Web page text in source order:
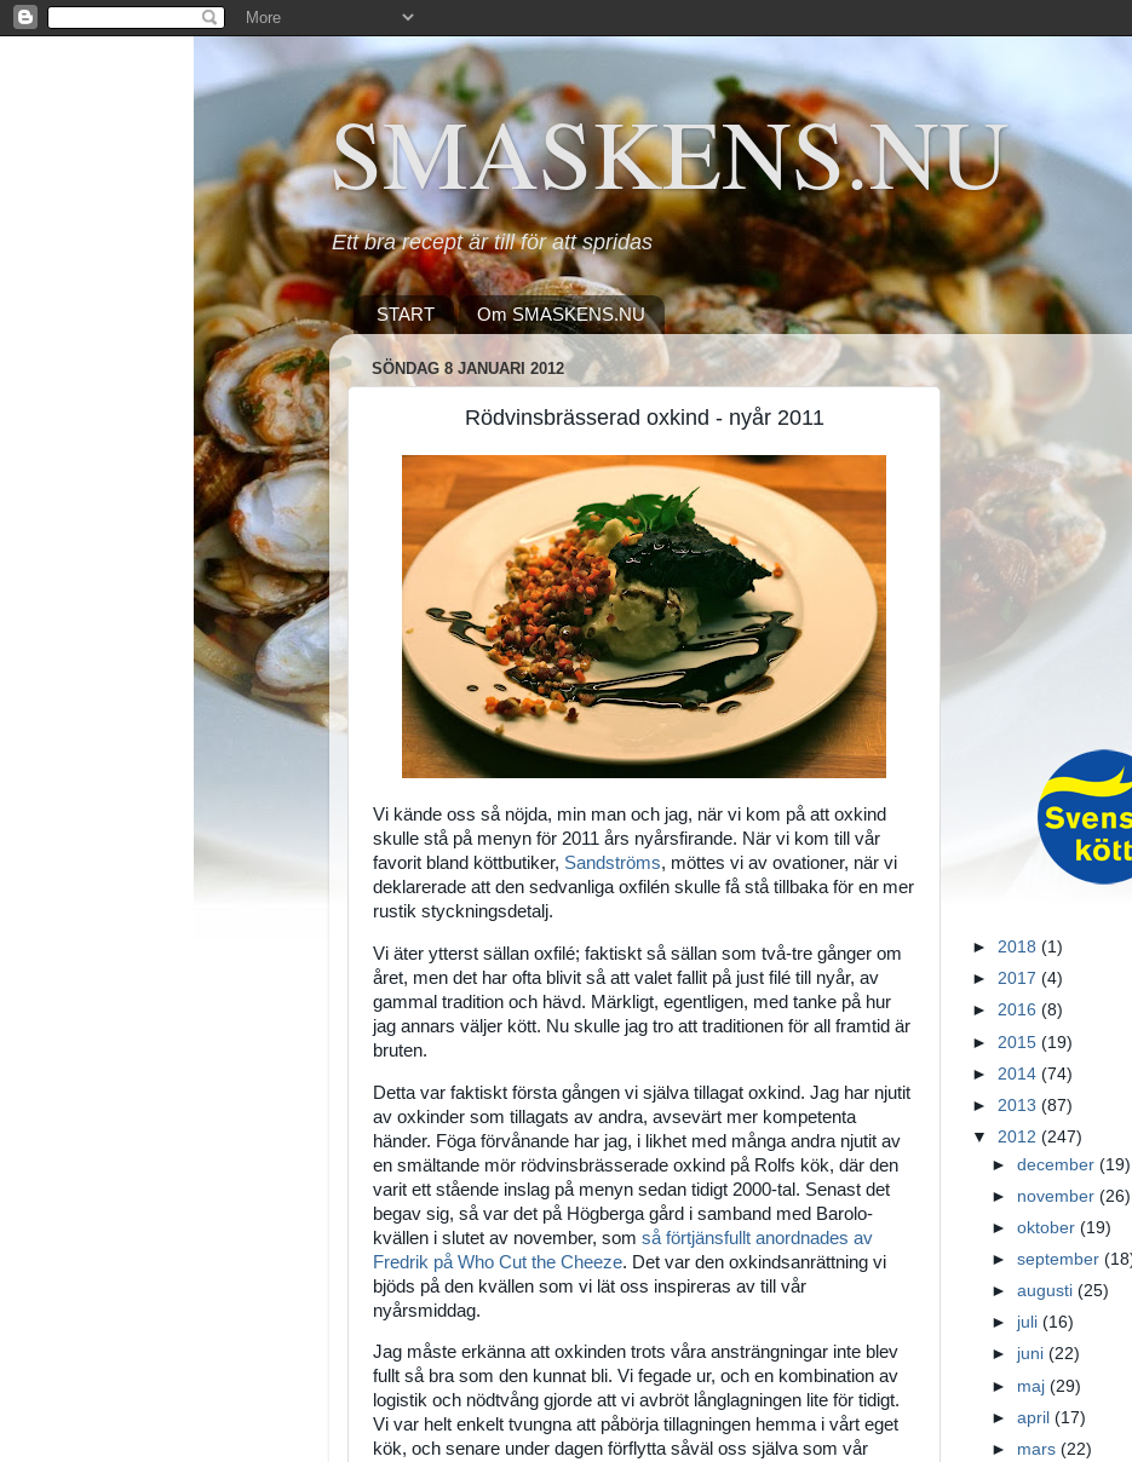
SMASKENS.NU
Ett bra recept är till för att spridas
START Om SMASKENS.NU
SÖNDAG 8 JANUARI 2012
Rödvinsbrässerad oxkind - nyår 2011
Vi kände oss så nöjda, min man och jag, när vi kom på att oxkind
skulle stå på menyn för 2011 års nyårsfirande. När vi kom till vår
favorit bland köttbutiker, Sandströms, möttes vi av ovationer, när vi
deklarerade att den sedvanliga oxfilén skulle få stå tillbaka för en mer
rustik styckningsdetalj.
Vi äter ytterst sällan oxfilé; faktiskt så sällan som två-tre gånger om
året, men det har ofta blivit så att valet fallit på just filé till nyår, av
gammal tradition och hävd. Märkligt, egentligen, med tanke på hur
jag annars väljer kött. Nu skulle jag tro att traditionen för all framtid är
bruten.
Detta var faktiskt första gången vi själva tillagat oxkind. Jag har njutit
av oxkinder som tillagats av andra, avsevärt mer kompetenta
händer. Föga förvånande har jag, i likhet med många andra njutit av
en smältande mör rödvinsbrässerade oxkind på Rolfs kök, där den
varit ett stående inslag på menyn sedan tidigt 2000-tal. Senast det
begav sig, så var det på Högberga gård i samband med Barolo-
kvällen i slutet av november, som så förtjänsfullt anordnades av
Fredrik på Who Cut the Cheeze. Det var den oxkindsanrättning vi
bjöds på den kvällen som vi lät oss inspireras av till vår
nyårsmiddag.
Jag måste erkänna att oxkinden trots våra ansträngningar inte blev
fullt så bra som den kunnat bli. Vi fegade ur, och en kombination av
logistik och nödtvång gjorde att vi avbröt långlagningen lite för tidigt.
Vi var helt enkelt tvungna att påbörja tillagningen hemma i vårt eget
kök, och senare under dagen förflytta såväl oss själva som vår
► 2018 (1)
► 2017 (4)
► 2016 (8)
► 2015 (19)
► 2014 (74)
► 2013 (87)
▼ 2012 (247)
►december(19)
► november(26)
►oktober(19)
►september
►augusti(25)
► juli(16)
► juni(22)
► maj(29)
►april(17)
► mars(22)